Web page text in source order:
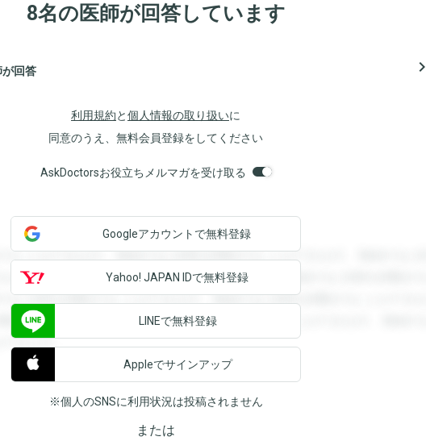
8名の医師が回答しています
回答 navigate_next
利用規約と個人情報の取り扱いに
同意のうえ、無料会員登録をしてください
AskDoctorsお役立ちメルマガを受け取る
ることができます。登録すると回答を閲覧することができます。登録すると回
ます。登録すると回答を閲覧することができます。登録すると回答を閲覧する
ると回答を閲覧することができます。登録すると回答を閲覧することができま
覧することができます。登録すると回答を閲覧することができます。登録する
できます。
Googleアカウントで無料登録
Yahoo! JAPAN IDで無料登録
LINEで無料登録
Appleでサインアップ
※個人のSNSに利用状況は投稿されません
または